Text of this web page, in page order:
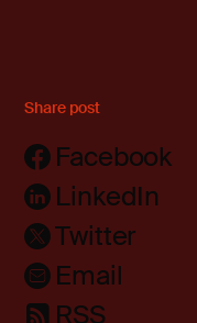
Share post
Facebook
LinkedIn
Twitter
Email
RSS